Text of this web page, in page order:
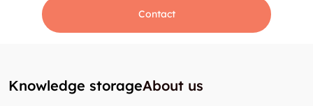
Contact
Knowledge storageAbout us